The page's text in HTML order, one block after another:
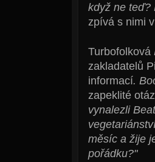
když ne teď?
zpívá s nimi
Turbofolková
zakladatelů
informací.
zapeklité
vynalezli
měsíc a žije
pořádku?"